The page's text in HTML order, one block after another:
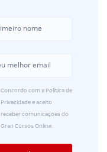
Concordo com a Política de
Privacidade e aceito
receber comunicações do
Gran Cursos Online.